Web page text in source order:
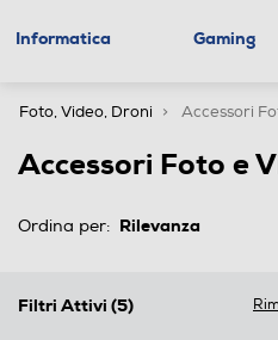
Informatica Gaming
Foto, Video, Droni Accessori
Accessori Foto e
Ordina per:
Filtri Attivi (5)